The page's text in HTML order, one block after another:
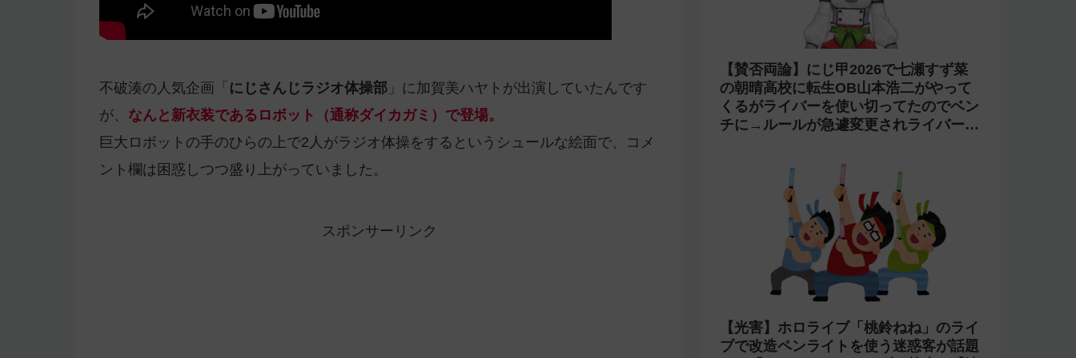
不破湊の人気企画「 にじさんじラジオ体操部 」に加賀美ハヤトが出演していたんです
が、 なんと新衣装であるロボット（通称ダイカガミ）で登場。
巨大ロボットの手のひらの上で2人がラジオ体操をするというシュールな絵面で、コメ
ント欄は困惑しつつ盛り上がっていました。
スポンサーリンク
【賛否両論】にじ甲2026で七瀬すず菜
の朝晴高校に転生OB山本浩二がやって
くるがライバーを使い切ってたのでベン
チに→ルールが急遽変更されライバーの
【光害】ホロライブ「桃鈴ねね」のライ
ブで改造ペンライトを使う迷惑客が話題